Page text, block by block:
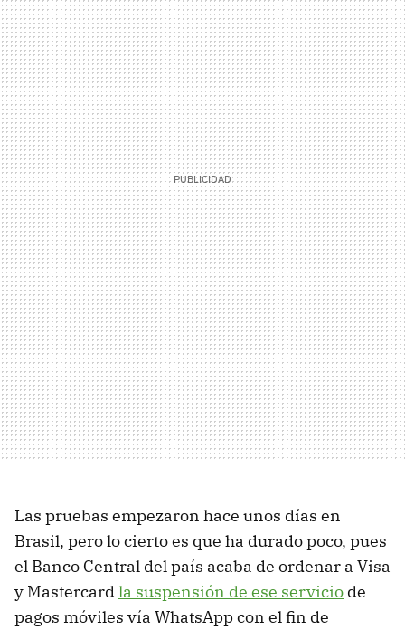
Las pruebas empezaron hace unos días en
Brasil, pero lo cierto es que ha durado poco, pues
el Banco Central del país acaba de ordenar a Visa
y Mastercardla suspensión de ese servicio de
pagos móviles vía WhatsApp con el fin de